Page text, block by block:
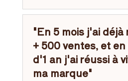
"En 5 mois j'ai déjà
+ 500 ventes, et
d'1 an j'ai réussi à
ma marque"